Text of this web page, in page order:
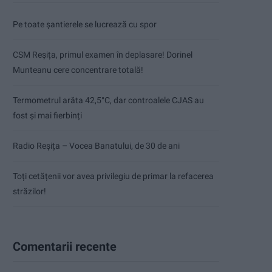
Pe toate șantierele se lucrează cu spor
CSM Reșița, primul examen în deplasare! Dorinel
Munteanu cere concentrare totală!
Termometrul arăta 42,5°C, dar controalele CJAS au
fost și mai fierbinți
Radio Reșița – Vocea Banatului, de 30 de ani
Toți cetățenii vor avea privilegiu de primar la refacerea
străzilor!
Comentarii recente